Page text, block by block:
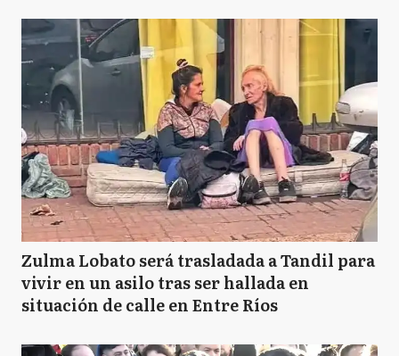
L Lobos
Lomas de Zamora
L Luján
M Magdalena
M
Zulma Lobato será trasladada a Tandil para
vivir en un asilo tras ser hallada en
situación de calle en Entre Ríos